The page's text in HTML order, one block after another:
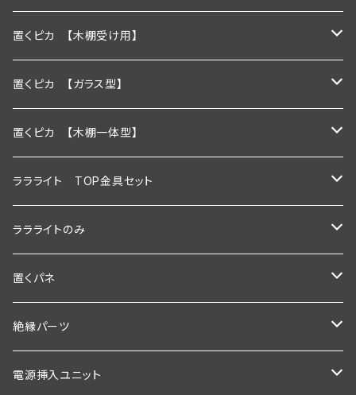
置くピカ 【木棚受け用】
600ｍｍ
900ｍｍ
1200ｍｍ
600ｍｍ以下
900ｍｍ以下
1200ｍｍ以下
置くピカ 【ガラス型】
600ｍｍ
900ｍｍ
1200ｍｍ
600ｍｍ以下
900ｍｍ以下
1200ｍｍ以下
置くピカ 【木棚一体型】
600mm
900mm
1200ｍｍ
600mm以下
900mm以下
ララライト TOP金具セット
600ｍｍ
900ｍｍ
1200ｍｍ
600ｍｍ以下
ララライトのみ
600ｍｍ
900ｍｍ
1200ｍｍ
置くパネ
棚板幅600×奥行200ｍｍ
棚板幅600×奥行250ｍｍ
絶縁パーツ
シングルタイプ
電源挿入ユニット